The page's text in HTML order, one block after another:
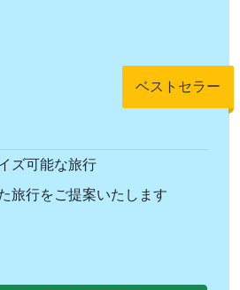
ベストセラー
ズ可能な旅行
旅行をご提案いたします